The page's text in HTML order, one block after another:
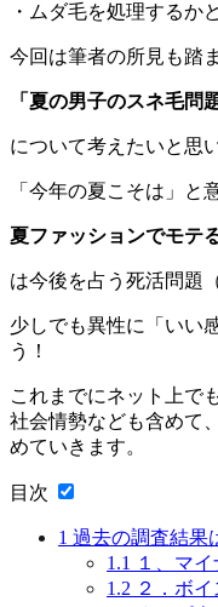
・ムダ毛を処理するか
今回は筆者の所見も踏
「夏の男子のスネ毛問
について考えたいと思
「今年の夏こそは」と
夏ファッションでモテ
は今後を占う死活問題
少しでも異性に「いい
う！
これまでにネット上で
社会情勢なども含めて、
めていきます。
目次
1 過去の調査結果
1.1
１、マ
1.2 ２．ボ